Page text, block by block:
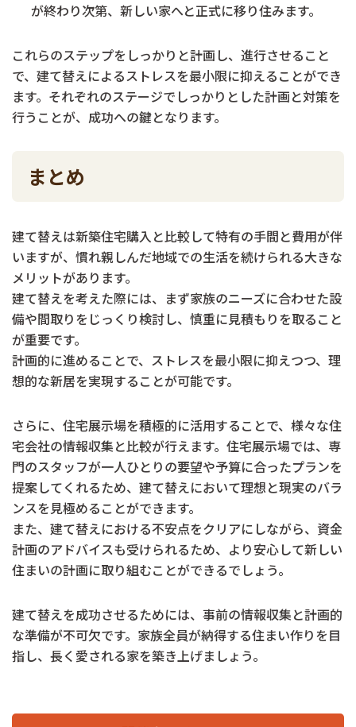
が終わり次第、新しい家へと正式に移り住みます。
これらのステップをしっかりと計画し、進行させること
で、建て替えによるストレスを最小限に抑えることができ
ます。それぞれのステージでしっかりとした計画と対策を
行うことが、成功への鍵となります。
まとめ
建て替えは新築住宅購入と比較して特有の手間と費用が伴
いますが、慣れ親しんだ地域での生活を続けられる大きな
メリットがあります。
建て替えを考えた際には、まず家族のニーズに合わせた設
備や間取りをじっくり検討し、慎重に見積もりを取ること
が重要です。
計画的に進めることで、ストレスを最小限に抑えつつ、理
想的な新居を実現することが可能です。
さらに、住宅展示場を積極的に活用することで、様々な住
宅会社の情報収集と比較が行えます。住宅展示場では、専
門のスタッフが一人ひとりの要望や予算に合ったプランを
提案してくれるため、建て替えにおいて理想と現実のバラ
ンスを見極めることができます。
また、建て替えにおける不安点をクリアにしながら、資金
計画のアドバイスも受けられるため、より安心して新しい
住まいの計画に取り組むことができるでしょう。
建て替えを成功させるためには、事前の情報収集と計画的
な準備が不可欠です。家族全員が納得する住まい作りを目
指し、長く愛される家を築き上げましょう。